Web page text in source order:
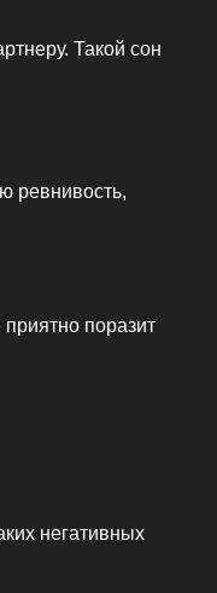
Такой сон
ревнивость,
поразит
негативных